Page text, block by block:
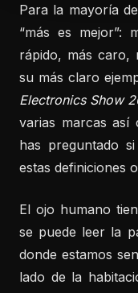
Para la mayoría
“más es mejor”:
rápido, más caro,
su más claro
Electronics Show
varias marcas así
has preguntado
estas definiciones
El ojo humano
se puede leer la
donde estamos
lado de la